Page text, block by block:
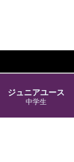
ジュニアユース
中学生